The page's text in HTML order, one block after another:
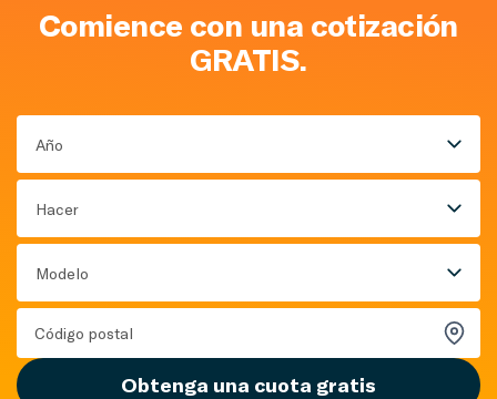
Comience con una cotización
GRATIS.
Año
Hacer
Modelo
Obtenga una cuota gratis